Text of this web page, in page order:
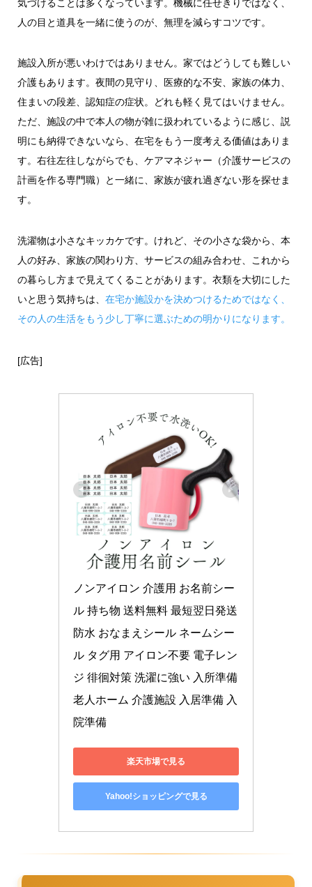
気づけることは多くなっています。機械に任せきりではなく、
人の目と道具を一緒に使うのが、無理を減らすコツです。
施設入所が悪いわけではありません。家ではどうしても難しい
介護もあります。夜間の見守り、医療的な不安、家族の体力、
住まいの段差、認知症の症状。どれも軽く見てはいけません。
ただ、施設の中で本人の物が雑に扱われているように感じ、説
明にも納得できないなら、在宅をもう一度考える価値はありま
す。右往左往しながらでも、ケアマネジャー（介護サービスの
計画を作る専門職）と一緒に、家族が疲れ過ぎない形を探せま
す。
洗濯物は小さなキッカケです。けれど、その小さな袋から、本
人の好み、家族の関わり方、サービスの組み合わせ、これから
の暮らし方まで見えてくることがあります。衣類を大切にした
いと思う気持ちは、 在宅か施設かを決めつけるためではなく、
その人の生活をもう少し丁寧に選ぶための明かりになります。
[広告]
ノンアイロン 介護用 お名前シー
ル 持ち物 送料無料 最短翌日発送
防水 おなまえシール ネームシー
ル タグ用 アイロン不要 電子レン
ジ 徘徊対策 洗濯に強い 入所準備
老人ホーム 介護施設 入居準備 入
院準備
楽天市場で見る
Yahoo!ショッピングで見る